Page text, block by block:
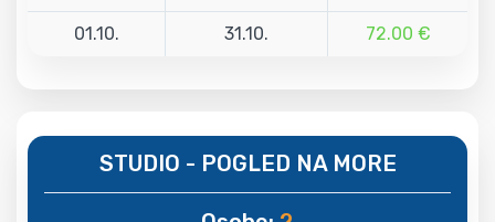
01.10. 31.10. 72.00 €
STUDIO - POGLED NA MORE